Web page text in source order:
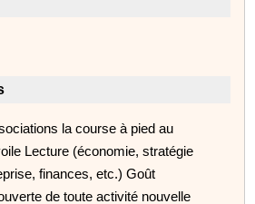
la course à pied au
Lecture (économie, stratégie
finances, etc.) Goût
de toute activité nouvelle